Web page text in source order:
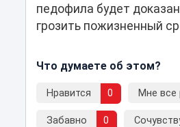
педофила будет
грозить пожизненный
Что думаете об этом?
Нравится 0 Мне все
Забавно 0